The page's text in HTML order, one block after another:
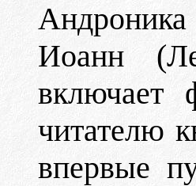
Иоанн
включает
читателю
впервые